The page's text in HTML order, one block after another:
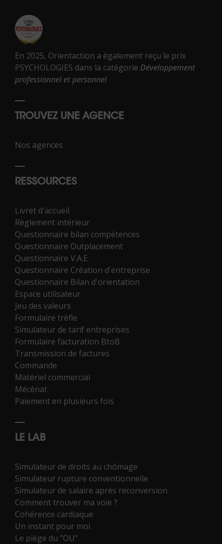
En 2025, Orientaction a également reçu le prix
PSYCHOLOGIES dans la catégorie Développement
professionnel et personnel
TROUVEZ UNE AGENCE
Nos agences
RESSOURCES
Livret d'accueil
Règlement intérieur
Questionnaire bilan compétences
Questionnaire Outplacement
Questionnaire V.A.E
Questionnaire Création d'entreprise
Questionnaire Bilan d'orientation
Espace utilisateur
Jeu des valeurs
Formulaire trèfle
Simulateur de tarif entreprises
Formulaire facturation BtoB
Transmission de factures
Commande
Matériel commercial
Mécénat
Paiement en plusieurs fois
LE LAB
Simulateur de droits au chômage
Simulateur rupture conventionnelle
Simulateur de salaire après reconversion
Comment trouver ma voie ?
Cohérence cardiaque
Un instant pour moi
Le piège du "OU"